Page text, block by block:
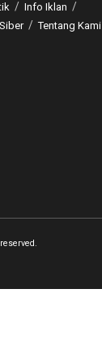
Info Iklan
Tentang Kami